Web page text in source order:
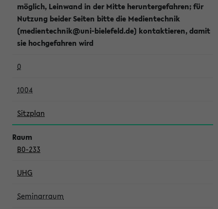
möglich, Leinwand in der Mitte heruntergefahren; für
Nutzung beider Seiten bitte die Medientechnik
(medientechnik@uni-bielefeld.de) kontaktieren, damit
sie hochgefahren wird
0
1004
Sitzplan
B0-233
UHG
Seminarraum